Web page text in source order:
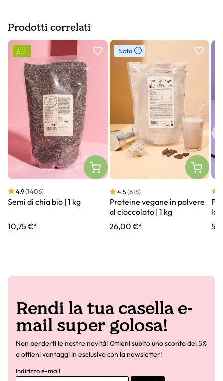
Prodotti correlati
Slider prodotto
4.9(1406)
Semi di chia bio | 1 kg
10,75 €*
Nota
4.5(618)
Proteine vegane in polvere
al cioccolato | 1 kg
26,00 €*
Rendi la tua casella e-
mail super golosa!
Non perderti le nostre novità! Ottieni subito uno sconto del 5%
e ottieni vantaggi in esclusiva con la newsletter!
Indirizzo e-mail